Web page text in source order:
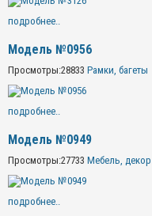
подробнее..
Модель №0956
Просмотры:28833 Рамки, багеты
подробнее..
Модель №0949
Просмотры:27733 Мебель, декор
подробнее..